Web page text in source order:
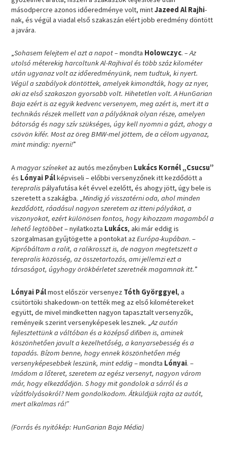
másodpercre azonos időeredménye volt, mintJazeed Al Rajhi-
nak, és végül a viadal első szakaszán elért jobb eredmény döntött
a javára.
„Sohasem felejtem el azt a napot –mondta Holowczyc. – Az
utolsó méterekig harcoltunk Al-Rajhival és több száz kilométer
után ugyanaz volt az időeredményünk, nem tudtuk, ki nyert.
Végül a szabályok döntöttek, amelyek kimondták, hogy az nyer,
aki az első szakaszon gyorsabb volt. Hihetetlen volt. A HunGarian
Baja ezért is az egyik kedvenc versenyem, meg azért is, mert itt a
technikás részek mellett van a pályáknak olyan része, amelyen
bátorság és nagy szív szükséges, úgy kell nyomni a gázt, ahogy a
csövön kifér. Most az öreg BMW-mel jöttem, de a célom ugyanaz,
mint mindig: nyerni!”
Amagyar színeketaz autós mezőnyben Lukács Kornél „Csucsu”
és Lónyai Pálképviseli – előbbi versenyzőnek itt kezdődött a
terepralispályafutása két évvel ezelőtt, és ahogy jött, úgy bele is
szeretett a szakágba. „Mindig jó visszatérni oda, ahol minden
kezdődött, ráadásul nagyon szeretem az itteni pályákat, a
viszonyokat, ezért különösen fontos, hogy kihozzam magamból a
lehető legtöbbet– nyilatkozta Lukács, aki már eddig is
szorgalmasan gyűjtögette a pontokat azEurópa-kupában. –
Kipróbáltam a ralit, a ralikrosszt is, de nagyon megtetszett a
terepralis közösség, az összetartozás, ami jellemzi ezt a
társaságot, úgyhogy örökbérletet szeretnék magamnak itt.”
Lónyai Pálmost először versenyez Tóth Györggyel, a
csütörtöki shakedown-on tették meg az első kilométereket
együtt, de mivel mindketten nagyon tapasztalt versenyzők,
reményeik szerint versenyképesek lesznek. „Az autón
fejlesztettünk a váltóban és a középső difiben is, aminek
köszönhetően javult a kezelhetőség, a kanyarsebesség és a
tapadás. Bízom benne, hogy ennek köszönhetően még
versenyképesebbek leszünk, mint eddig– mondta Lónyai. –
Imádom a lőteret, szeretem az egész versenyt, nagyon várom
már, hogy elkezdődjön. S hogy mit gondolok a sárról és a
vízátfolyásokról? Nem gondolkodom. Átküldjük rajta az autót,
mert alkalmas rá!”
(Forrás és nyitókép: HunGarian Baja Média)